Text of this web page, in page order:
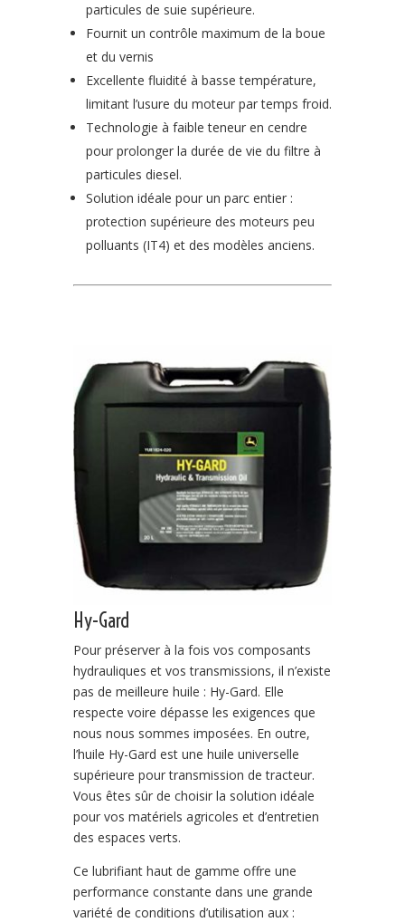
particules de suie supérieure.
Fournit un contrôle maximum de la boue
et du vernis
Excellente fluidité à basse température,
limitant l’usure du moteur par temps froid.
Technologie à faible teneur en cendre
pour prolonger la durée de vie du filtre à
particules diesel.
Solution idéale pour un parc entier :
protection supérieure des moteurs peu
polluants (IT4) et des modèles anciens.
Hy-Gard
Pour préserver à la fois vos composants
hydrauliques et vos transmissions, il n’existe
pas de meilleure huile : Hy-Gard. Elle
respecte voire dépasse les exigences que
nous nous sommes imposées. En outre,
l’huile Hy-Gard est une huile universelle
supérieure pour transmission de tracteur.
Vous êtes sûr de choisir la solution idéale
pour vos matériels agricoles et d’entretien
des espaces verts.
Ce lubrifiant haut de gamme offre une
performance constante dans une grande
variété de conditions d’utilisation aux :